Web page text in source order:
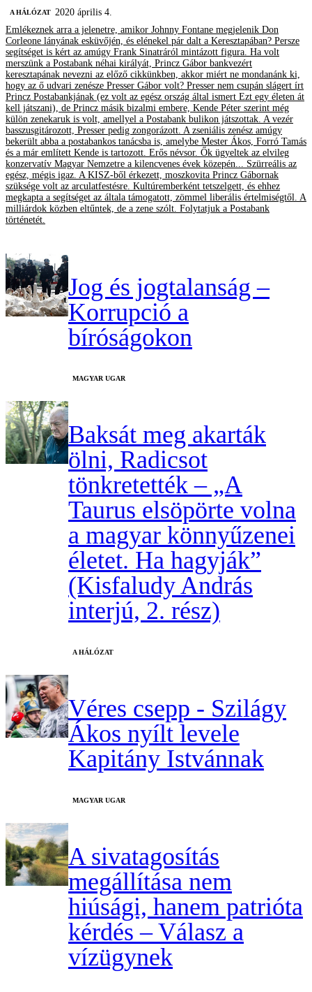
A HÁLÓZAT
2020 április 4.
Emlékeznek arra a jelenetre, amikor Johnny Fontane megjelenik Don
Corleone lányának esküvőjén, és elénekel pár dalt a Keresztapában? Persze
segítséget is kért az amúgy Frank Sinatráról mintázott figura. Ha volt
merszünk a Postabank néhai királyát, Princz Gábor bankvezért
keresztapának nevezni az előző cikkünkben, akkor miért ne mondanánk ki,
hogy az ő udvari zenésze Presser Gábor volt? Presser nem csupán slágert írt
Princz Postabankjának (ez volt az egész ország által ismert Ezt egy életen át
kell játszani), de Princz másik bizalmi embere, Kende Péter szerint még
külön zenekaruk is volt, amellyel a Postabank bulikon játszottak. A vezér
basszusgitározott, Presser pedig zongorázott. A zseniális zenész amúgy
bekerült abba a postabankos tanácsba is, amelybe Mester Ákos, Forró Tamás
és a már említett Kende is tartozott. Erős névsor. Ők ügyeltek az elvileg
konzervatív Magyar Nemzetre a kilencvenes évek közepén... Szürreális az
egész, mégis igaz. A KISZ-ből érkezett, moszkovita Princz Gábornak
szüksége volt az arculatfestésre. Kultúremberként tetszelgett, és ehhez
megkapta a segítséget az általa támogatott, zömmel liberális értelmiségtől. A
milliárdok közben eltűntek, de a zene szólt. Folytatjuk a Postabank
történetét.
Jog és jogtalanság –
Korrupció a
bíróságokon
MAGYAR UGAR
Baksát meg akarták
ölni, Radicsot
tönkretették – „A
Taurus elsöpörte volna
a magyar könnyűzenei
életet. Ha hagyják”
(Kisfaludy András
interjú, 2. rész)
A HÁLÓZAT
Véres csepp - Szilágy
Ákos nyílt levele
Kapitány Istvánnak
MAGYAR UGAR
A sivatagosítás
megállítása nem
hiúsági, hanem patrióta
kérdés – Válasz a
vízügynek